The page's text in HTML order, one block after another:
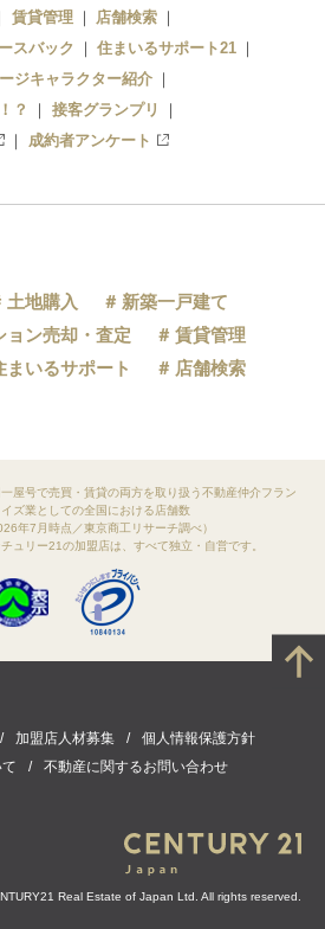
賃貸管理
店舗検索
スバック
住まいるサポート21
ジキャラクター紹介
？
接客グランプリ
成約者アンケート
土地購入
新築一戸建て
ョン売却・査定
賃貸管理
まいるサポート
店舗検索
屋号で売買・賃貸の両方を取り扱う不動産仲介フラン
ズ業としての全国における店舗数
年7月時点／東京商工リサーチ調べ）
ュリー21の加盟店は、すべて独立・自営です。
加盟店人材募集
個人情報保護方針
不動産に関するお問い合わせ
Real Estate of Japan Ltd. All rights reserved.